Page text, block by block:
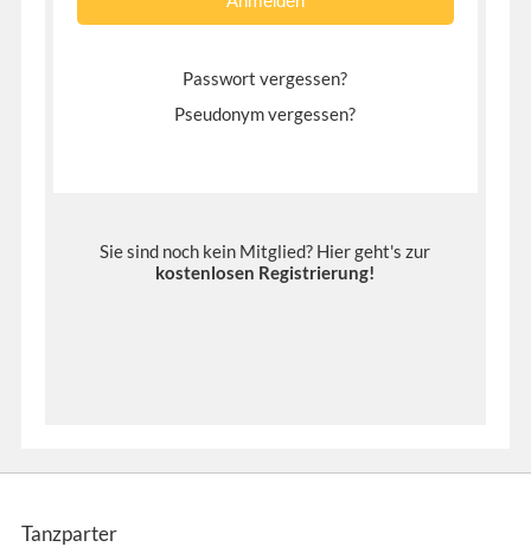
Passwort vergessen?
Pseudonym vergessen?
Sie sind noch kein Mitglied? Hier geht's zur
kostenlosen Registrierung!
Tanzparter